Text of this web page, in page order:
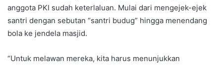
anggota PKI sudah keterlaluan. Mulai dari mengejek-ejek
santri dengan sebutan “santri budug” hingga menendang
bola ke jendela masjid.
“Untuk melawan mereka, kita harus menunjukkan